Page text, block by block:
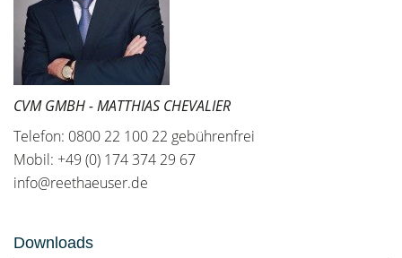
CVM GMBH - MATTHIAS CHEVALIER
Telefon: 0800 22 100 22 gebührenfrei
Mobil: +49 (0) 174 374 29 67
info@reethaeuser.de
Downloads